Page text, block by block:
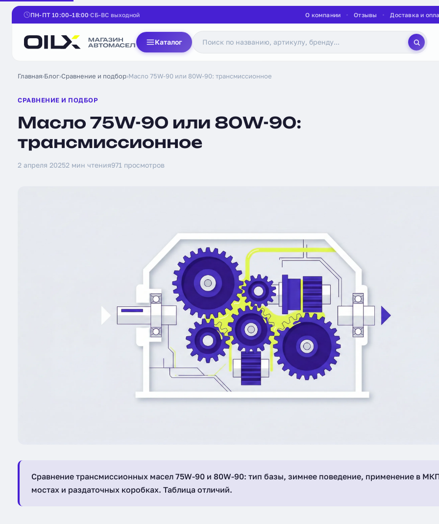
ПН-ПТ 10:00–18:00 СБ-ВС выходной О компании Отзывы Доставка и
Каталог
Главная›Блог›Сравнение и подбор›Масло 75W-90 или 80W-90: трансмиссионное
СРАВНЕНИЕ И ПОДБОР
Масло 75W-90 или 80W-90:
трансмиссионное
2 апреля 20252 мин чтения971 просмотров
Сравнение трансмиссионных масел 75W-90 и 80W-90: тип базы, зимнее поведение, применение в
мостах и раздаточных коробках. Таблица отличий.